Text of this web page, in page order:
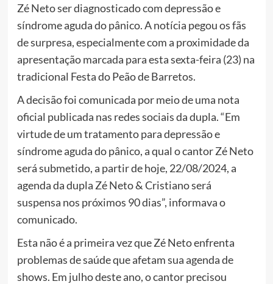
Zé Neto ser diagnosticado com depressão e
síndrome aguda do pânico. A notícia pegou os fãs
de surpresa, especialmente com a proximidade da
apresentação marcada para esta sexta-feira (23) na
tradicional Festa do Peão de Barretos.
A decisão foi comunicada por meio de uma nota
oficial publicada nas redes sociais da dupla. “Em
virtude de um tratamento para depressão e
síndrome aguda do pânico, a qual o cantor Zé Neto
será submetido, a partir de hoje, 22/08/2024, a
agenda da dupla Zé Neto & Cristiano será
suspensa nos próximos 90 dias”, informava o
comunicado.
Esta não é a primeira vez que Zé Neto enfrenta
problemas de saúde que afetam sua agenda de
shows. Em julho deste ano, o cantor precisou